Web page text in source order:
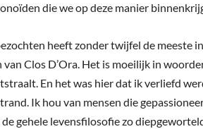
die we op deze manier
heeft zonder twijfel de meeste
Clos D’Ora. Het is moeilijk in
En het was hier dat ik verliefd
Ik hou van mensen die
gehele levensfilosofie zo